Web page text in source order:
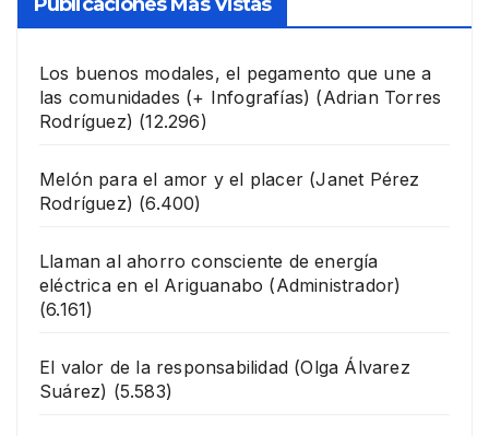
Los buenos modales, el pegamento que une a
las comunidades (+ Infografías) (Adrian Torres
Rodríguez) (12.296)
Melón para el amor y el placer (Janet Pérez
Rodríguez) (6.400)
Llaman al ahorro consciente de energía
eléctrica en el Ariguanabo (Administrador)
(6.161)
El valor de la responsabilidad (Olga Álvarez
Suárez) (5.583)